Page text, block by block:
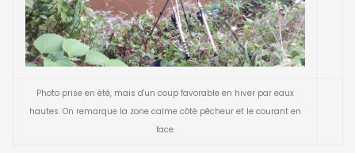
Photo prise en été, mais d'un coup favorable en hiver par eaux
hautes. On remarque la zone calme côté pêcheur et le courant en
face.